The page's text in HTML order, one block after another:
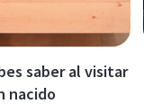
saber al visitar
nacido